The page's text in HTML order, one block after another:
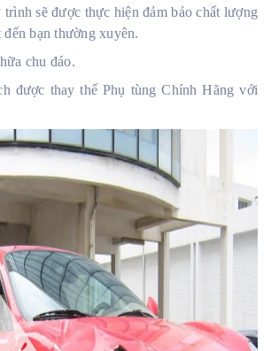
sẽ được thực hiện đảm bảo chất lượng
đến bạn thường xuyên.
chu đáo.
được thay thế Phụ tùng Chính Hãng với